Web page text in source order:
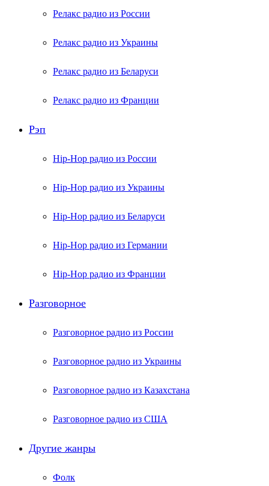
Релакс радио из России
Релакс радио из Украины
Релакс радио из Беларуси
Релакс радио из Франции
Рэп
Hip-Hop радио из России
Hip-Hop радио из Украины
Hip-Hop радио из Беларуси
Hip-Hop радио из Германии
Hip-Hop радио из Франции
Разговорное
Разговорное радио из России
Разговорное радио из Украины
Разговорное радио из Казахстана
Разговорное радио из США
Другие жанры
Фолк